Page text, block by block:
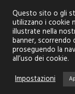
CONTATTI
© 2022 ZIP GFD
Via delle rose, 11/a
70026 modugno /
p.iva.06054960726
MARIOMATERA.COM
Questo sito o gli
utilizzano i cookie
illustrate nella
banner, scorrendo
proseguendo la
all’uso dei cookie.
Impostazioni